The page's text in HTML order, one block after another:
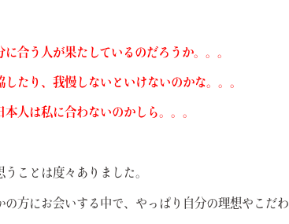
に合う人が果たしているのだろうか。。。
したり、我慢しないといけないのかな。。。
本人は私に合わないのかしら。。。
うことは度々ありました。
の方にお会いする中で、やっぱり自分の理想やこだ